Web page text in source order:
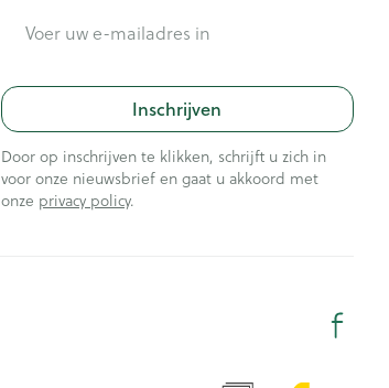
Inschrijven
Door op inschrijven te klikken, schrijft u zich in
voor onze nieuwsbrief en gaat u akkoord met
onze privacy policy.